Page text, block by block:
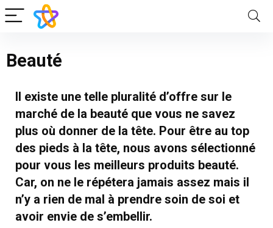
Beauté
Il existe une telle pluralité d’offre sur le
marché de la beauté que vous ne savez
plus où donner de la tête. Pour être au top
des pieds à la tête, nous avons sélectionné
pour vous les meilleurs produits beauté.
Car, on ne le répétera jamais assez mais il
n’y a rien de mal à prendre soin de soi et
avoir envie de s’embellir.